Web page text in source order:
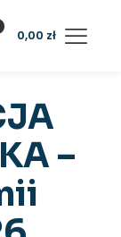
0,00 zł
–